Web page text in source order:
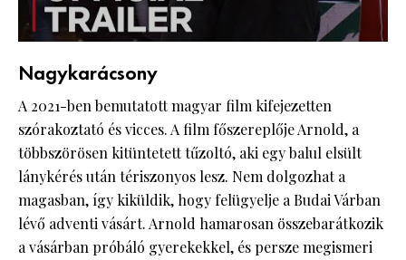
Nagykarácsony
A 2021-ben bemutatott magyar film kifejezetten
szórakoztató és vicces. A film főszereplője Arnold, a
többszörösen kitüntetett tűzoltó, aki egy balul elsült
lánykérés után tériszonyos lesz. Nem dolgozhat a
magasban, így kiküldik, hogy felügyelje a Budai Várban
lévő adventi vásárt. Arnold hamarosan összebarátkozik
a vásárban próbáló gyerekekkel, és persze megismeri